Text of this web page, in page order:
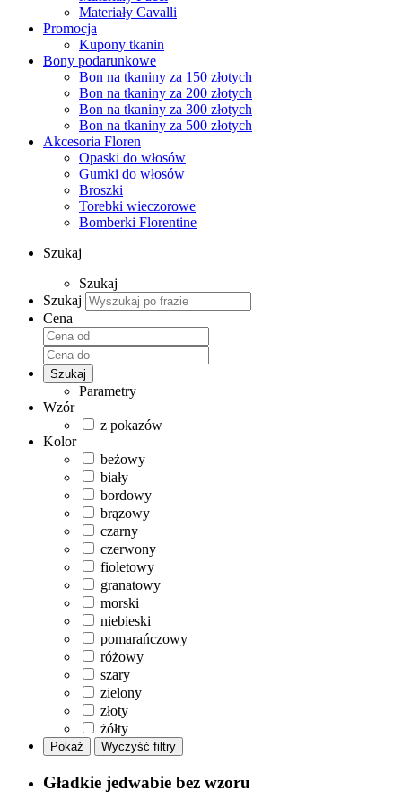
Materiały Cavalli
Promocja
Kupony tkanin
Bony podarunkowe
Bon na tkaniny za 150 złotych
Bon na tkaniny za 200 złotych
Bon na tkaniny za 300 złotych
Bon na tkaniny za 500 złotych
Akcesoria Floren
Opaski do włosów
Gumki do włosów
Broszki
Torebki wieczorowe
Bomberki Florentine
Szukaj
Szukaj
Szukaj
Cena
Szukaj
Parametry
Wzór
z pokazów
Kolor
beżowy
biały
bordowy
brązowy
czarny
czerwony
fioletowy
granatowy
morski
niebieski
pomarańczowy
różowy
szary
zielony
złoty
żółty
Pokaż Wyczyść filtry
Gładkie jedwabie bez wzoru